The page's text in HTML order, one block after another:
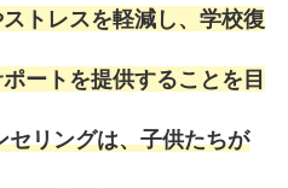
トレスを軽減し、学校復
ートを提供することを目
セリングは、子供たちが